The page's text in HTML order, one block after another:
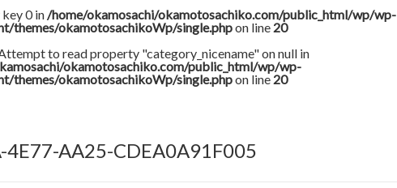
key 0 in/home/okamosachi/okamotosachiko.com/public_html/wp/wp-
themes/okamotosachikoWp/single.phpon line 20
to read property "category_nicename" on null in
okamotosachiko.com/public_html/wp/wp-
themes/okamotosachikoWp/single.phpon line 20
4E77-AA25-CDEA0A91F005